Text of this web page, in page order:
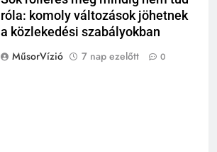
róla: komoly változások jöhetnek
a közlekedési szabályokban
MűsorVízió
7 nap ezelőtt 0